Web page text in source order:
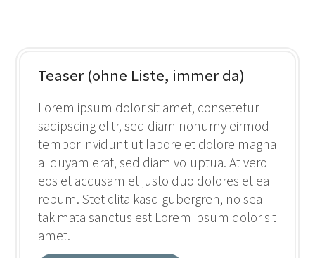
Teaser (ohne Liste, immer da)
Lorem ipsum dolor sit amet, consetetur
sadipscing elitr, sed diam nonumy eirmod
tempor invidunt ut labore et dolore magna
aliquyam erat, sed diam voluptua. At vero
eos et accusam et justo duo dolores et ea
rebum. Stet clita kasd gubergren, no sea
takimata sanctus est Lorem ipsum dolor sit
amet.